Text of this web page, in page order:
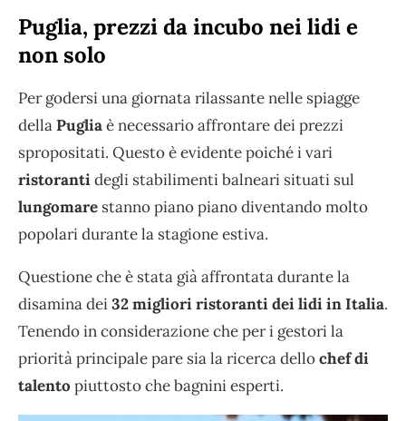
Puglia, prezzi da incubo nei lidi e
non solo
Per godersi una giornata rilassante nelle spiagge
dellaPugliaè necessario affrontare dei prezzi
spropositati. Questo è evidente poiché i vari
ristorantidegli stabilimenti balneari situati sul
lungomare stanno piano piano diventando molto
popolari durante la stagione estiva.
Questione che è stata già affrontata durante la
disamina dei32 migliori ristoranti dei lidi in Italia.
Tenendo in considerazione che per i gestori la
priorità principale pare sia la ricerca dellochef di
talento piuttosto che bagnini esperti.